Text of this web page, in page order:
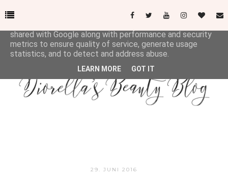
29. JUNI 2016
This site uses cookies from Google to deliver its services
shared with Google along with performance and security
metrics to ensure quality of service, generate usage
statistics, and to detect and address abuse.
LEARN MORE GOT IT